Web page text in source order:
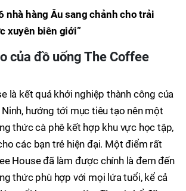
nhà hàng Âu sang chảnh cho trải
xuyên biên giới”
của đồ uống The Coffee
là kết quả khởi nghiệp thành công của
Ninh, hướng tới mục tiêu tạo nên một
thức cà phê kết hợp khu vực học tập,
các bạn trẻ hiện đại. Một điểm rất
House đã làm được chính là đem đến
thức phù hợp với mọi lứa tuổi, kể cả